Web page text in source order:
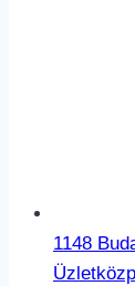
1148